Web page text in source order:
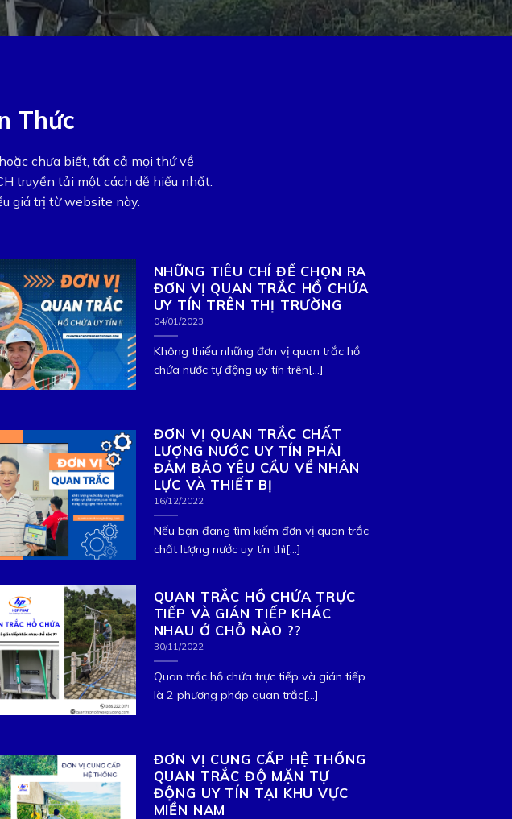
Thức
chưa biết, tất cả mọi thứ về
truyền tải một cách dễ hiểu nhất.
giá trị từ website này.
NHỮNG TIÊU CHÍ ĐỂ CHỌN RA
ĐƠN VỊ QUAN TRẮC HỒ CHỨA
UY TÍN TRÊN THỊ TRƯỜNG
04/01/2023
Không thiếu những đơn vị quan trắc hồ
chứa nước tự động uy tín trên[...]
ĐƠN VỊ QUAN TRẮC CHẤT
LƯỢNG NƯỚC UY TÍN PHẢI
ĐẢM BẢO YÊU CẦU VỀ NHÂN
LỰC VÀ THIẾT BỊ
16/12/2022
Nếu bạn đang tìm kiếm đơn vị quan trắc
chất lượng nước uy tín thì[...]
QUAN TRẮC HỒ CHỨA TRỰC
TIẾP VÀ GIÁN TIẾP KHÁC
NHAU Ở CHỖ NÀO ??
30/11/2022
Quan trắc hồ chứa trực tiếp và gián tiếp
là 2 phương pháp quan trắc[...]
ĐƠN VỊ CUNG CẤP HỆ THỐNG
QUAN TRẮC ĐỘ MẶN TỰ
ĐỘNG UY TÍN TẠI KHU VỰC
MIỀN NAM